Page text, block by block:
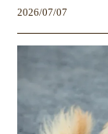
2026/07/07